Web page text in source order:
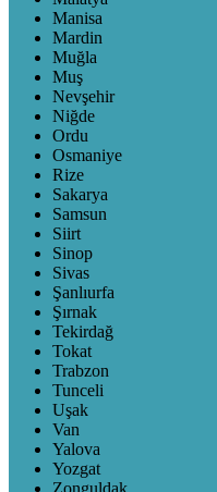
Manisa
Mardin
Muğla
Muş
Nevşehir
Niğde
Ordu
Osmaniye
Rize
Sakarya
Samsun
Siirt
Sinop
Sivas
Şanlıurfa
Şırnak
Tekirdağ
Tokat
Trabzon
Tunceli
Uşak
Van
Yalova
Yozgat
Zonguldak